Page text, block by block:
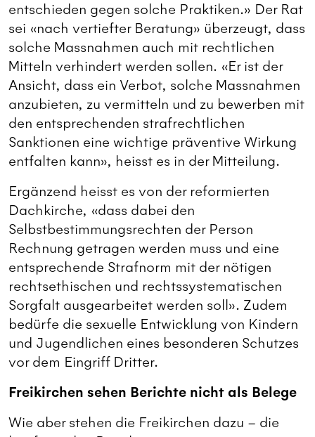
entschieden gegen solche Praktiken.» Der Rat
sei «nach vertiefter Beratung» überzeugt, dass
solche Massnahmen auch mit rechtlichen
Mitteln verhindert werden sollen. «Er ist der
Ansicht, dass ein Verbot, solche Massnahmen
anzubieten, zu vermitteln und zu bewerben mit
den entsprechenden strafrechtlichen
Sanktionen eine wichtige präventive Wirkung
entfalten kann», heisst es in der Mitteilung.
Ergänzend heisst es von der reformierten
Dachkirche, «dass dabei den
Selbstbestimmungsrechten der Person
Rechnung getragen werden muss und eine
entsprechende Strafnorm mit der nötigen
rechtsethischen und rechtssystematischen
Sorgfalt ausgearbeitet werden soll». Zudem
bedürfe die sexuelle Entwicklung von Kindern
und Jugendlichen eines besonderen Schutzes
vor dem Eingriff Dritter.
Freikirchen sehen Berichte nicht als Belege
Wie aber stehen die Freikirchen dazu – die